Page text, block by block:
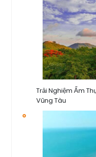
Trải Nghiệm Ẩm
Vũng Tàu